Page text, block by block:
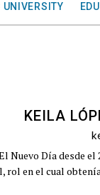
UNIVERSITY
KEILA
Nuevo Día desde
rol en el cual